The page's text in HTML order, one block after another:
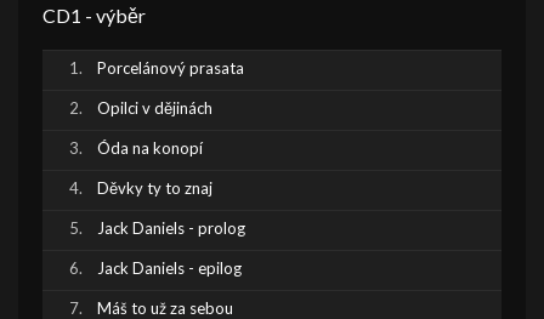
CD1 - výběr
Porcelánový prasata
Opilci v dějinách
Óda na konopí
Děvky ty to znaj
Jack Daniels - prolog
Jack Daniels - epilog
Máš to už za sebou